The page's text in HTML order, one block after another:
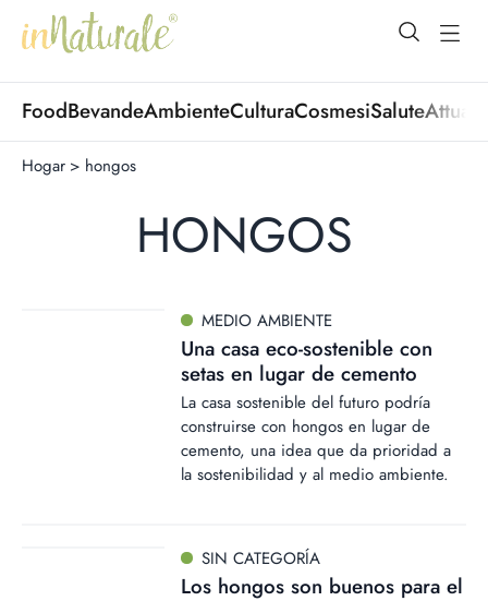
open
FoodBevandeAmbienteCulturaCosmesiSalute
Hogar > hongos
HONGOS
MEDIO AMBIENTE
Una casa eco-sostenible con
setas en lugar de cemento
La casa sostenible del futuro podría
construirse con hongos en lugar de
cemento, una idea que da prioridad a
la sostenibilidad y al medio ambiente.
SIN CATEGORÍA
Los hongos son buenos para el